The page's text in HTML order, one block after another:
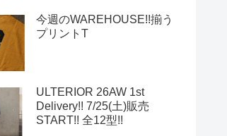
今週のWAREHOUSE!!揃う
プリントT
ULTERIOR 26AW 1st
Delivery!! 7/25(土)販売
START!! 全12型!!